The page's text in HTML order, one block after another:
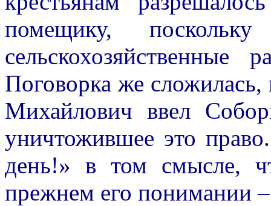
помещику,
Поговорка же сложилась,
Михайлович ввел
уничтожившее это
день!» в том смысле,
прежнем его понимании